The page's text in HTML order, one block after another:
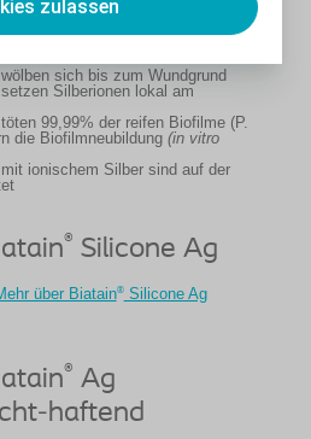
zulassen
sich bis zum Wundgrund
Silberionen lokal am
99,99% der reifen Biofilme (P.
die Biofilmneubildung (in vitro
ionischem Silber sind auf der
® Silicone Ag
über Biatain®Silicone Ag
® Ag
haftend